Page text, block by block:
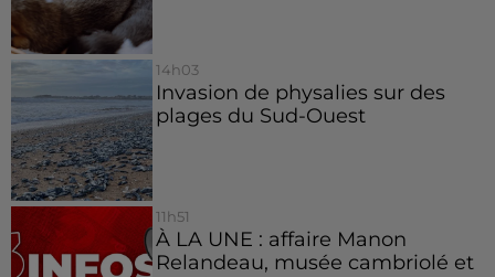
14h03
Invasion de physalies sur des
plages du Sud-Ouest
11h51
À LA UNE : affaire Manon
Relandeau, musée cambriolé et